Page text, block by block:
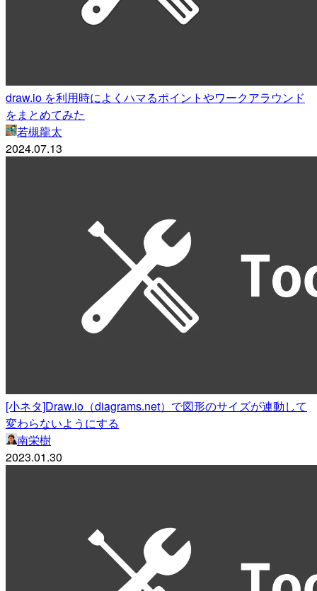
draw.io を利用時によくハマるポイントやワークアラウンド
をまとめてみた
若槻龍太
2024.07.13
[小ネタ]Draw.io（diagrams.net）で図形のサイズが連動して
変わらないようにする
南栄樹
2023.01.30